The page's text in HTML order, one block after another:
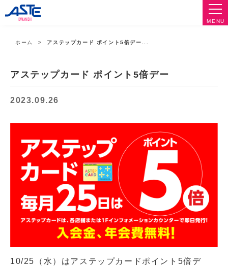
MENU
ホーム アステップカード ポイント5倍デー...
アステップカード ポイント5倍デー
2023.09.26
10/25（水）はアステップカードポイント5倍デ